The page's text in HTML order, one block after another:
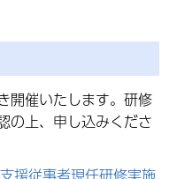
開催いたします。研修
の上、申し込みくださ